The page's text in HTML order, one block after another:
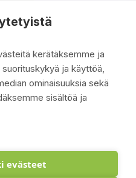
kerätäksemme ja
ja käyttöä,
ominaisuuksia sekä
sisältöä ja
evästeet